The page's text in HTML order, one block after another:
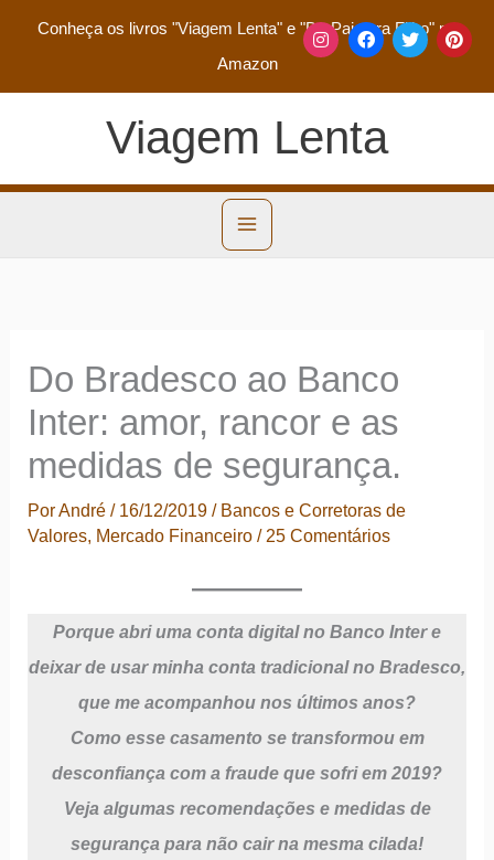
Conheça os livros "Viagem Lenta" e "De Pai para Filho"na
Amazon
Viagem Lenta
Do Bradesco ao Banco
Inter: amor, rancor e as
medidas de segurança.
PorAndré/ 16/12/2019/ Bancos e Corretoras de
Valores, Mercado Financeiro / 25 Comentários
Porque abri uma conta digital no Banco Inter e
deixar de usar minha conta tradicional no Bradesco,
que me acompanhou nos últimos anos?
Como esse casamento se transformou em
desconfiança com a fraude que sofri em 2019?
Veja algumas recomendações e medidas de
segurança para não cair na mesma cilada!